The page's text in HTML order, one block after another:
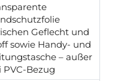
Geflecht und
sowie Handy- und
– außer
PVC-Bezug